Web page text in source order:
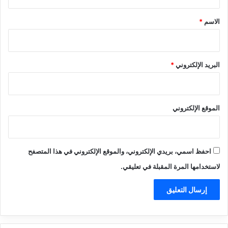
*
الاسم *
البريد الإلكتروني*
الموقع الإلكتروني
احفظ اسمي، بريدي الإلكتروني، والموقع الإلكتروني في هذا المتصفح
لاستخدامها المرة المقبلة في تعليقي.